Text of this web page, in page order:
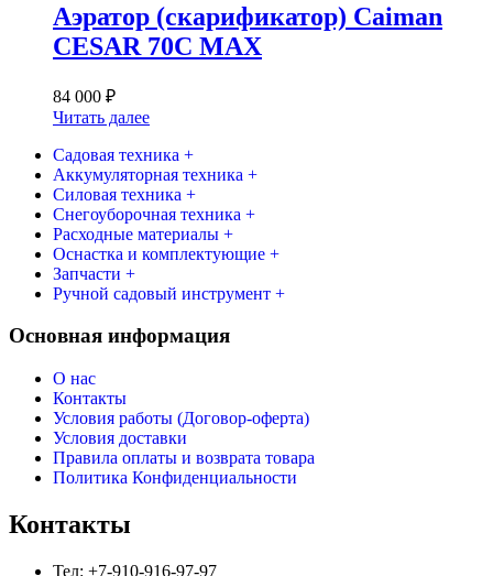
Аэратор (cкарификатор) Caiman
CESAR 70C MAX
84 000 ₽
Читать далее
Садовая техника +
Аккумуляторная техника +
Силовая техника +
Снегоуборочная техника +
Расходные материалы +
Оснастка и комплектующие +
Запчасти +
Ручной садовый инструмент +
Основная информация
О нас
Контакты
Условия работы (Договор-оферта)
Условия доставки
Правила оплаты и возврата товара
Политика Конфиденциальности
Контакты
Тел: +7-910-916-97-97